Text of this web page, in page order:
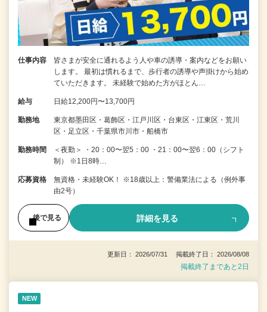
仕事内容
皆さまが安全に通れるよう人や車の誘導・案内などをお願い
します。 最初は慣れるまで、歩行者の誘導や声掛けから始め
ていただきます。 未経験で始めた方がほとん…
給与 日給12,200円〜13,700円
勤務地
東京都墨田区・葛飾区・江戸川区・台東区・江東区・荒川
区・足立区・千葉県市川市・船橋市
勤務時間
＜夜勤＞ ・20：00〜翌5：00 ・21：00〜翌6：00（シフト
制） ※1日8時…
応募資格
無資格・未経験OK！ ※18歳以上：警備業法による（例外事
由2号）
後で見る 詳細を見る
更新日： 2026/07/31 掲載終了日： 2026/08/08
掲載終了まであと2日
NEW